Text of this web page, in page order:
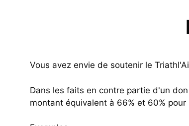
Vous avez envie de soutenir le
Dans les faits en contre partie d'un
montant équivalent à 66% et 60% pour